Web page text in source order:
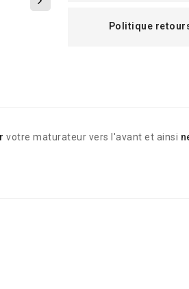
Politique
votre maturateur vers l'avant et ainsi